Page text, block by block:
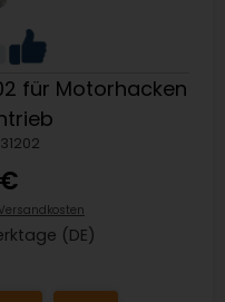
für Motorhacken
Versandkosten
(DE)